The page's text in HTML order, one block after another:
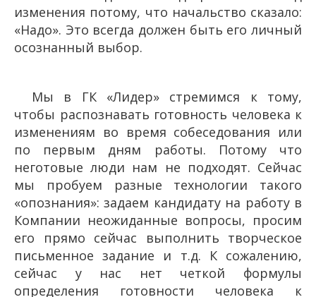
изменения потому, что начальство сказало:
«Надо». Это всегда должен быть его личный
осознанный выбор.
Мы в ГК «Лидер» стремимся к тому,
чтобы распознавать готовность человека к
изменениям во время собеседования или
по первым дням работы. Потому что
неготовые люди нам не подходят. Сейчас
мы пробуем разные технологии такого
«опознания»: задаем кандидату на работу в
Компании неожиданные вопросы, просим
его прямо сейчас выполнить творческое
письменное задание и т.д. К сожалению,
сейчас у нас нет четкой формулы
определения готовности человека к